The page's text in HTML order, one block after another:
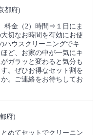
都府)
料金（2）時間⇒１日にま
切なお時間を有効にお使
ハウスクリーニングでキ
ど、お家の中が一気にキ
ガラッと変わると気分も
。ぜひお得なセット割を
。ご連絡をお待ちしてお
府)
めてセットでクリーニン